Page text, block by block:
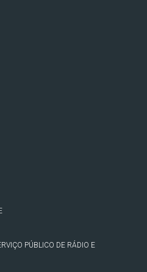
PÚBLICO DE RÁDIO E